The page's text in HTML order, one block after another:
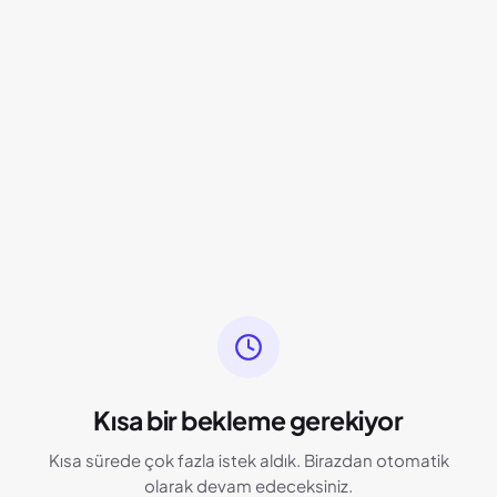
Kısa bir bekleme gerekiyor
Kısa sürede çok fazla istek aldık. Birazdan otomatik
olarak devam edeceksiniz.